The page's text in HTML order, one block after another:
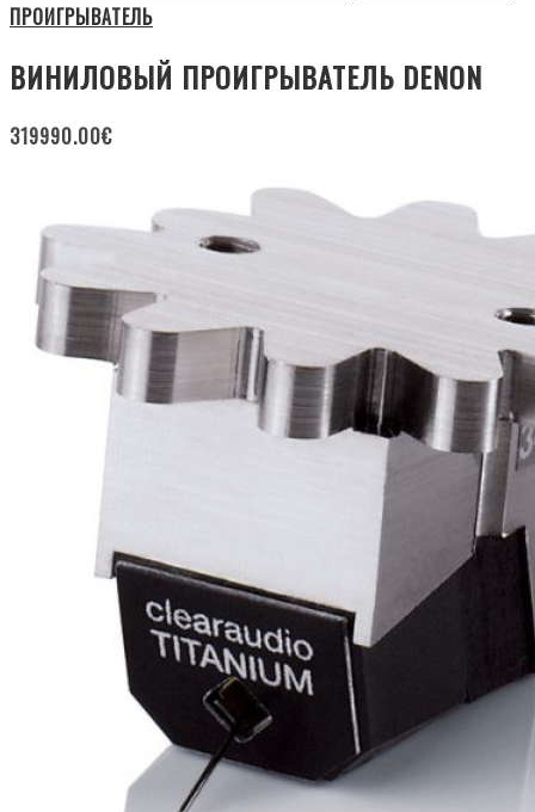
ПРОИГРЫВАТЕЛЬ
ВИНИЛОВЫЙ ПРОИГРЫВАТЕЛЬ DENON
319990.00€